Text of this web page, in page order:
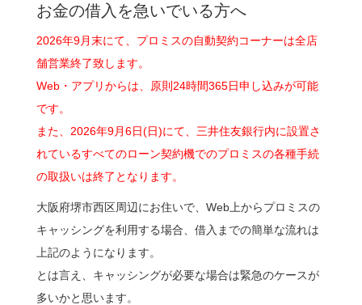
お金の借入を急いでいる方へ
2026年9月末にて、プロミスの自動契約コーナーは全店
舗営業終了致します。
Web・アプリからは、原則24時間365日申し込みが可能
です。
また、2026年9月6日(日)にて、三井住友銀行内に設置さ
れているすべてのローン契約機でのプロミスの各種手続
の取扱いは終了となります。
大阪府堺市西区周辺にお住いで、Web上からプロミスの
キャッシングを利用する場合、借入までの簡単な流れは
上記のようになります。
とは言え、キャッシングが必要な場合は緊急のケースが
多いかと思います。